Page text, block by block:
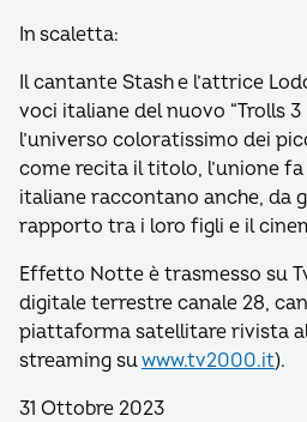
In scaletta:
Il cantante Stash e l’attrice
voci italiane del nuovo “Trolls
l’universo coloratissimo dei
come recita il titolo, l’unione fa
italiane raccontano anche, da
rapporto tra i loro figli e il
Effetto Notte è trasmesso su
digitale terrestre canale 28,
piattaforma satellitare rivista al
streaming suwww.tv2000.it).
31 Ottobre 2023